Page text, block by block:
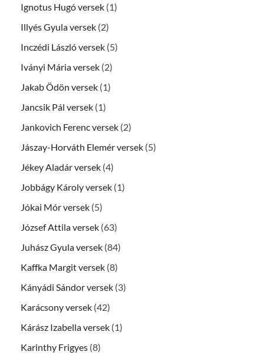
Ignotus Hugó versek (1)
Illyés Gyula versek (2)
Inczédi László versek (5)
Iványi Mária versek (2)
Jakab Ödön versek (1)
Jancsik Pál versek (1)
Jankovich Ferenc versek (2)
Jászay-Horváth Elemér versek (5)
Jékey Aladár versek (4)
Jobbágy Károly versek (1)
Jókai Mór versek (5)
József Attila versek (63)
Juhász Gyula versek (84)
Kaffka Margit versek (8)
Kányádi Sándor versek (3)
Karácsony versek (42)
Kárász Izabella versek (1)
Karinthy Frigyes (8)